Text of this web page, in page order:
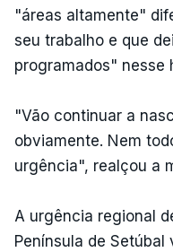
"áreas altamente"
seu trabalho e que
programados" nesse
"Vão continuar a
obviamente. Nem
urgência", realçou a
A urgência regional
Península de